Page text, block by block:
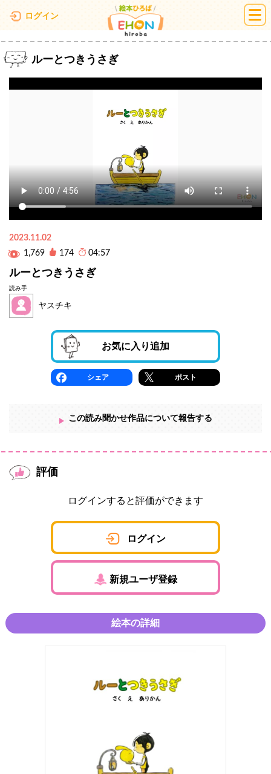
ログイン 絵本ひろば
ルーとつきうさぎ
2023.11.02
1,769
174 04:57
ルーとつきうさぎ
読み手
ヤスチキ
お気に入り追加
シェア ポスト
この読み聞かせ作品について報告する
評価
ログインすると評価ができます
ログイン
新規ユーザ登録
絵本の詳細